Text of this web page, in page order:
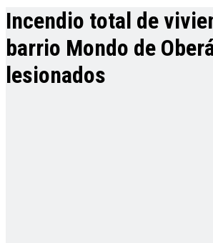
Incendio total de
barrio Mondo de
lesionados